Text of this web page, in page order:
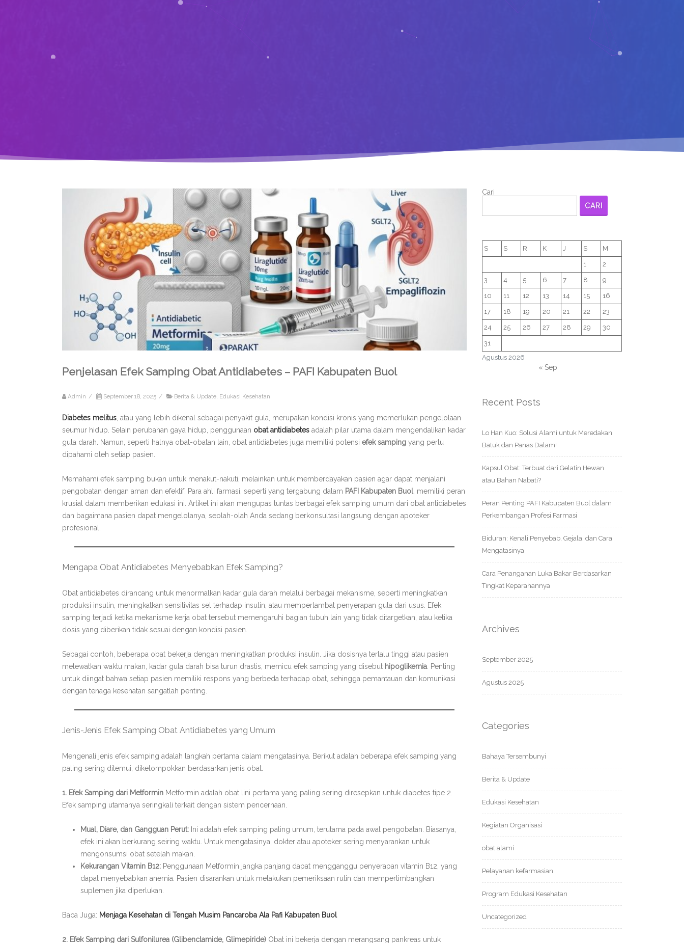
Penjelasan Efek Samping Obat Antidiabetes – PAFI Kabupaten Buol
Admin / September 18, 2025 / Berita & Update Edukasi Kesehatan
Diabetes melitus , atau yang lebih dikenal sebagai penyakit gula, merupakan kondisi kronis yang memerlukan pengelolaan
seumur hidup. Selain perubahan gaya hidup, penggunaan obat antidiabetes adalah pilar utama dalam mengendalikan kadar
gula darah. Namun, seperti halnya obat-obatan lain, obat antidiabetes juga memiliki potensi efek samping yang perlu
dipahami oleh setiap pasien.
Memahami efek samping bukan untuk menakut-nakuti, melainkan untuk memberdayakan pasien agar dapat menjalani
pengobatan dengan aman dan efektif. Para ahli farmasi, seperti yang tergabung dalam PAFI Kabupaten Buol , memiliki peran
krusial dalam memberikan edukasi ini. Artikel ini akan mengupas tuntas berbagai efek samping umum dari obat antidiabetes
dan bagaimana pasien dapat mengelolanya, seolah-olah Anda sedang berkonsultasi langsung dengan apoteker
profesional.
Mengapa Obat Antidiabetes Menyebabkan Efek Samping?
Obat antidiabetes dirancang untuk menormalkan kadar gula darah melalui berbagai mekanisme, seperti meningkatkan
produksi insulin, meningkatkan sensitivitas sel terhadap insulin, atau memperlambat penyerapan gula dari usus. Efek
samping terjadi ketika mekanisme kerja obat tersebut memengaruhi bagian tubuh lain yang tidak ditargetkan, atau ketika
dosis yang diberikan tidak sesuai dengan kondisi pasien.
Sebagai contoh, beberapa obat bekerja dengan meningkatkan produksi insulin. Jika dosisnya terlalu tinggi atau pasien
melewatkan waktu makan, kadar gula darah bisa turun drastis, memicu efek samping yang disebut hipoglikemia . Penting
untuk diingat bahwa setiap pasien memiliki respons yang berbeda terhadap obat, sehingga pemantauan dan komunikasi
dengan tenaga kesehatan sangatlah penting.
Jenis-Jenis Efek Samping Obat Antidiabetes yang Umum
Mengenali jenis efek samping adalah langkah pertama dalam mengatasinya. Berikut adalah beberapa efek samping yang
paling sering ditemui, dikelompokkan berdasarkan jenis obat.
1. Efek Samping dari Metformin Metformin adalah obat lini pertama yang paling sering diresepkan untuk diabetes tipe 2.
Efek samping utamanya seringkali terkait dengan sistem pencernaan.
Mual, Diare, dan Gangguan Perut: Ini adalah efek samping paling umum, terutama pada awal pengobatan. Biasanya,
efek ini akan berkurang seiring waktu. Untuk mengatasinya, dokter atau apoteker sering menyarankan untuk
mengonsumsi obat setelah makan.
Kekurangan Vitamin B12: Penggunaan Metformin jangka panjang dapat mengganggu penyerapan vitamin B12, yang
dapat menyebabkan anemia. Pasien disarankan untuk melakukan pemeriksaan rutin dan mempertimbangkan
suplemen jika diperlukan.
Baca Juga: Menjaga Kesehatan di Tengah Musim Pancaroba Ala Pafi Kabupaten Buol
2. Efek Samping dari Sulfonilurea (Glibenclamide, Glimepiride) Obat ini bekerja dengan merangsang pankreas untuk
Cari
CARI
Agustus 2026
S S R K J S M
1 2
3 4 5 6 7 8 9
10 11 12 13 14 15 16
17 18 19 20 21 22 23
24 25 26 27 28 29 30
31
« Sep
Recent Posts
Lo Han Kuo: Solusi Alami untuk Meredakan
Batuk dan Panas Dalam!
Kapsul Obat: Terbuat dari Gelatin Hewan
atau Bahan Nabati?
Peran Penting PAFI Kabupaten Buol dalam
Perkembangan Profesi Farmasi
Biduran: Kenali Penyebab, Gejala, dan Cara
Mengatasinya
Cara Penanganan Luka Bakar Berdasarkan
Tingkat Keparahannya
Archives
September 2025
Agustus 2025
Categories
Bahaya Tersembunyi
Berita & Update
Edukasi Kesehatan
Kegiatan Organisasi
obat alami
Pelayanan kefarmasian
Program Edukasi Kesehatan
Uncategorized